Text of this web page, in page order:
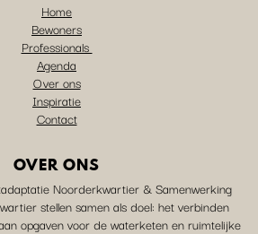
Home
Bewoners
Professionals
Agenda
Over ons
Inspiratie
Contact
OVER ONS
Noorderkwartier & Samenwerking
stellen samen als doel: het verbinden
opgaven voor de waterketen en ruimtelijke